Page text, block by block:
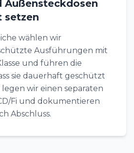
Außensteckdosen
setzen
wählen wir
Ausführungen mit
und führen die
sie dauerhaft geschützt
wir einen separaten
Fi und dokumentieren
Abschluss.